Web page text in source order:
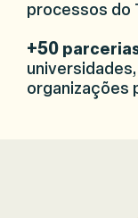
processos do
+50
organizações